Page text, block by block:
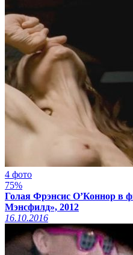
4 фото
75%
Голая Фрэнсис О’Коннор в
Мэнсфилд», 2012
16.10.2016